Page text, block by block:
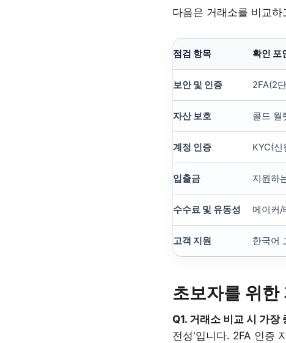
다음은 거래소를 비교
점검 항목 확인 포
보안 및 인증 2FA(2
자산 보호 콜드 월
계정 인증 KYC(
입출금 지원하
수수료 및 유동성 메이커/
고객 지원 한국어
초보자를 위한
Q1. 거래소 비교 시 가
전성'입니다. 2FA 인증